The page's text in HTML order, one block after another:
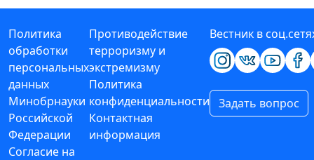
Политика
обработки
персональных
данных
Минобрнауки
Российской
Федерации
Согласие на
Противодействие
терроризму и
экстремизму
Политика
конфиденциальности
Контактная
информация
Вестник в
Задать вопрос